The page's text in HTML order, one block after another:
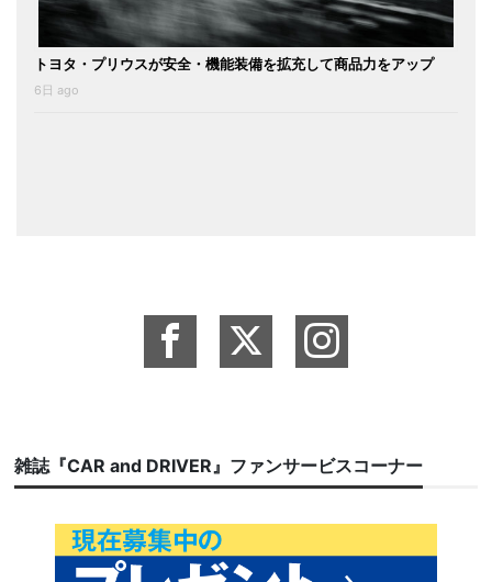
トヨタ・プリウスが安全・機能装備を拡充して商品力をアップ
6日 ago
雑誌『CAR and DRIVER』ファンサービスコーナー